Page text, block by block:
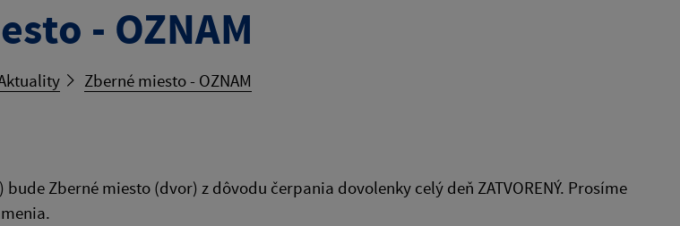
- OZNAM
Zberné miesto - OZNAM
bude Zberné miesto (dvor) z dôvodu čerpania dovolenky celý deň ZATVORENÝ. Prosíme